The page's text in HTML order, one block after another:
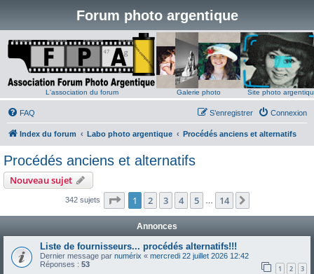
Forum photo argentique
L'association du forum Galerie photo Site photo
FAQ Connexion
S’enregistrer
Index du forum Labo photo argentique Procédés anciens et alternatifs
Procédés anciens et alternatifs
Nouveau sujet
342 sujets Page 1sur14
1 2 3 4 5 14
Annonces
Liste de fournisseurs... procédés alternatifs!!!
Dernier message par numérix « mercredi 22 juillet 2026 12:42
Réponses : 53 1 2 3